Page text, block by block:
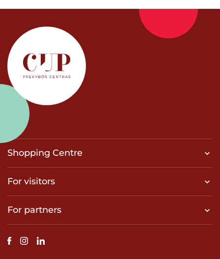
Shopping Centre
For visitors
For partners